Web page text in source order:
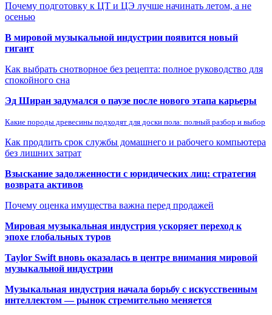
Почему подготовку к ЦТ и ЦЭ лучше начинать летом, а не
осенью
В мировой музыкальной индустрии появится новый
гигант
Как выбрать снотворное без рецепта: полное руководство для
спокойного сна
Эд Ширан задумался о паузе после нового этапа карьеры
Какие породы древесины подходят для доски пола: полный разбор и выбор
Как продлить срок службы домашнего и рабочего компьютера
без лишних затрат
Взыскание задолженности с юридических лиц: стратегия
возврата активов
Почему оценка имущества важна перед продажей
Мировая музыкальная индустрия ускоряет переход к
эпохе глобальных туров
Taylor Swift вновь оказалась в центре внимания мировой
музыкальной индустрии
Музыкальная индустрия начала борьбу с искусственным
интеллектом — рынок стремительно меняется